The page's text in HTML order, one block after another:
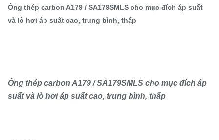
Ống thép carbon A179 / SA179SMLS cho mục đích áp suất
và lò hơi áp suất cao, trung bình, thấp
Ống thép carbon A179 / SA179SMLS cho mục đích áp
suất và lò hơi áp suất cao, trung bình, thấp